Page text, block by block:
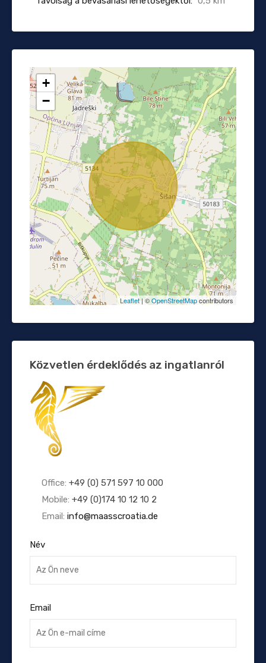
+
−
Leaflet | ©OpenStreetMapcontributors
Közvetlen érdeklődés az ingatlanról
Office: +49 (0) 571 597 10 000
Mobile: +49 (0)174 10 12 10 2
Email: info@maasscroatia.de
Név
Email